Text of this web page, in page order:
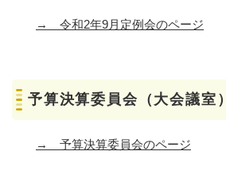
→ 令和2年9月定例会のページ
予算決算委員会（大会議室）
→ 予算決算委員会のページ